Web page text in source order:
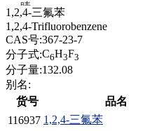
腈
精
肼
醌
蜡
锂
啉
磷
膦
1,2,4-三氟苯
1,2,4-Trifluorobenzene
CAS号:367-23-7
分子式:C6H3F3
分子量:132.08
别名:
货号 品名
116937 1,2,4-三氟苯